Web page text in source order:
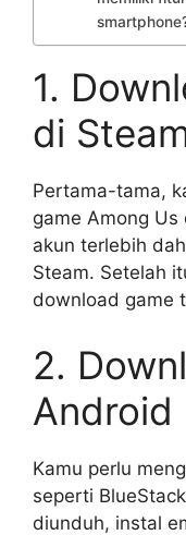
1.
di
Pertama-tama,
game Among
akun terlebih
Steam. Setelah
download game
2.
Android
Kamu perlu
seperti
diunduh, instal